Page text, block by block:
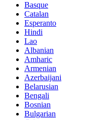
Basque
Catalan
Esperanto
Hindi
Lao
Albanian
Amharic
Armenian
Azerbaijani
Belarusian
Bengali
Bosnian
Bulgarian